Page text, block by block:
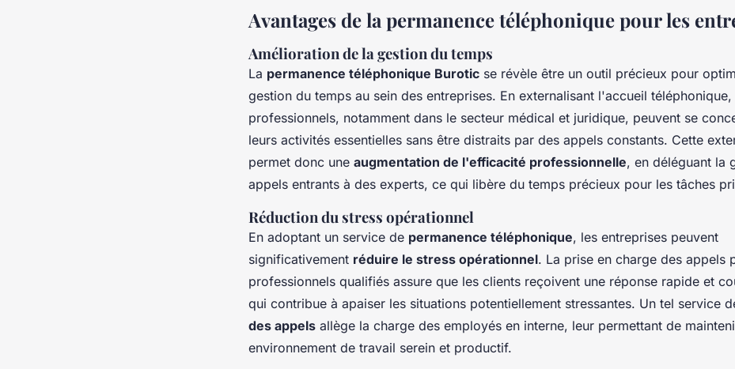
Avantages de la permanence téléphonique pour les
Amélioration de la gestion du temps
La permanence téléphonique Burotic se révèle être un outil précieux pour
gestion du temps au sein des entreprises. En externalisant l'accueil téléphonique,
professionnels, notamment dans le secteur médical et juridique, peuvent se
leurs activités essentielles sans être distraits par des appels constants. Cette
permet donc une augmentation de l'efficacité professionnelle, en déléguant la
appels entrants à des experts, ce qui libère du temps précieux pour les tâches
Réduction du stress opérationnel
En adoptant un service de permanence téléphonique, les entreprises peuvent
significativement réduire le stress opérationnel. La prise en charge des appels
professionnels qualifiés assure que les clients reçoivent une réponse rapide et
qui contribue à apaiser les situations potentiellement stressantes. Un tel service
des appels allège la charge des employés en interne, leur permettant de
environnement de travail serein et productif.